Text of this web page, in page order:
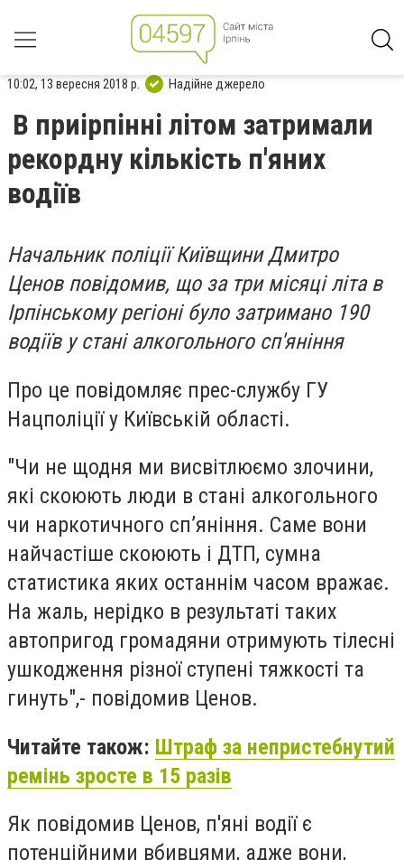
10:02, 13 вересня 2018 р. Надійне джерело
В приірпінні літом затримали
рекордну кількість п'яних
водіїв
Начальник поліції Київщини Дмитро
Ценов повідомив, що за три місяці літа в
Ірпінському регіоні було затримано 190
водіїв у стані алкогольного сп'яніння
Про це повідомляє прес-службу ГУ
Нацполіції у Київській області.
"Чи не щодня ми висвітлюємо злочини,
які скоюють люди в стані алкогольного
чи наркотичного сп’яніння. Саме вони
найчастіше скоюють і ДТП, сумна
статистика яких останнім часом вражає.
На жаль, нерідко в результаті таких
автопригод громадяни отримують тілесні
ушкодження різної ступені тяжкості та
гинуть",- повідомив Ценов.
Читайте також: Штраф за непристебнутий
ремінь зросте в 15 разів
Як повідомив Ценов, п'яні водії є
потенційними вбивцями, адже вони,